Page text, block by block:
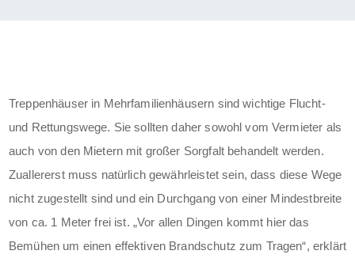
Treppenhäuser in Mehrfamilienhäusern sind wichtige Flucht-
und Rettungswege. Sie sollten daher sowohl vom Vermieter als
auch von den Mietern mit großer Sorgfalt behandelt werden.
Zuallererst muss natürlich gewährleistet sein, dass diese Wege
nicht zugestellt sind und ein Durchgang von einer Mindestbreite
von ca. 1 Meter frei ist. „Vor allen Dingen kommt hier das
Bemühen um einen effektiven Brandschutz zum Tragen“, erklärt